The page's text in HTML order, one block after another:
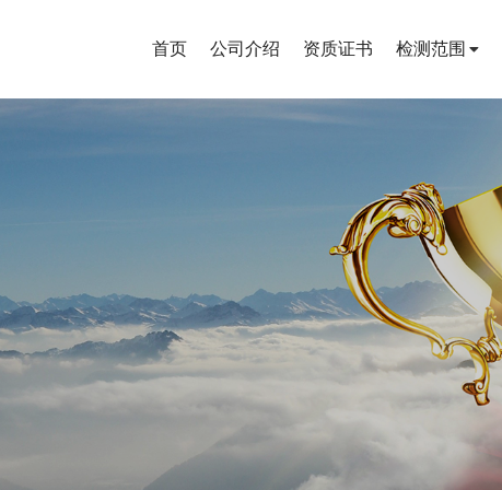
首页 公司介绍 资质证书 检测范围